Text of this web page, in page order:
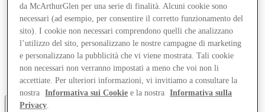
Negozi
Offerte
Pianifica la tua visita
Cosa c'è in programma
Mangia e Bevi
Servizi
Scopri la regione
Gift Card
da McArthurGlen per una serie di finalità. Alcuni cookie sono
necessari (ad esempio, per consentire il corretto funzionamento del
sito). I cookie non necessari comprendono quelli che analizzano
l’utilizzo del sito, personalizzano le nostre campagne di marketing
e personalizzano la pubblicità che vi viene mostrata. Tali cookie
non necessari non verranno impostati a meno che voi non li
accettiate. Per ulteriori informazioni, vi invitiamo a consultare la
nostra
Informativa sui Cookie e la nostra
Informativa sulla
Privacy.